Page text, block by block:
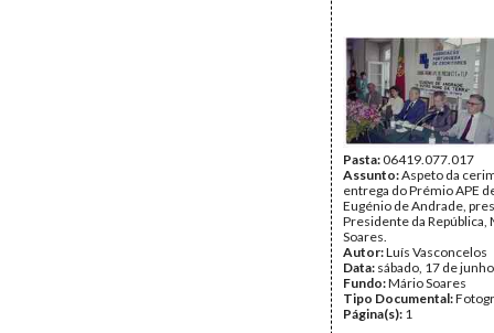
Pasta:06419.077.017
Assunto:Aspeto da
entrega do Prémio APE
Eugénio de Andrade,
Presidente da República,
Soares.
Autor:Luís Vasconcelos
Data: sábado, 17 de
Fundo:Mário Soares
Tipo Documental:
Página(s): 1